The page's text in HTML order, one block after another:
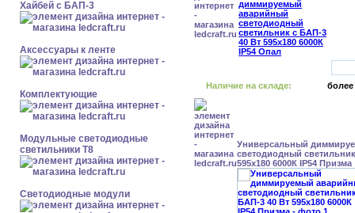
Хайбей с БАП-3
Аксессуары к ленте
Комплектующие
Модульные светодиодные
светильники Т8
Светодиодные модули
Наличие на складе: более
Универсальный
светодиодный
595x180 6000К IP54 Призма